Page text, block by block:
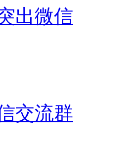
出微信
交流群